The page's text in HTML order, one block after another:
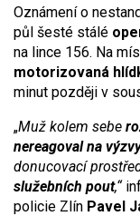
Oznámení o
půl šesté stálé
na lince 156. Na
motorizovaná
minut později v
„Muž kolem sebe
nereagoval na
donucovací
služebních pout,“
policie Zlín Pavel